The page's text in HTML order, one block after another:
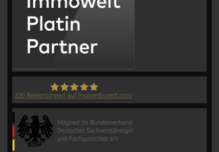
330 Bewertungen auf ProvenExpert.com